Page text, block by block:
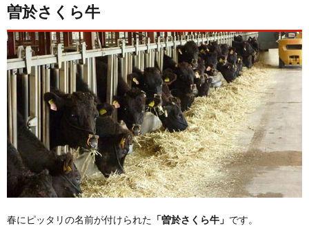
曽於さくら牛
春にピッタリの名前が付けられた 「曽於さくら牛」 です。